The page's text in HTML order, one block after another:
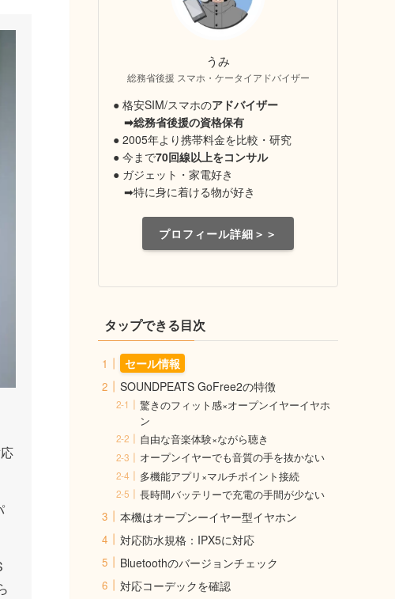
うみ
総務省後援 スマホ・ケータイアドバイザー
● 格安SIM/スマホのアドバイザー
➡総務省後援の資格保有
● 2005年より携帯料金を比較・研究
● 今まで70回線以上をコンサル
● ガジェット・家電好き
➡特に身に着ける物が好き
プロフィール詳細＞＞
タップできる目次
セール情報
SOUNDPEATS GoFree2の特徴
驚きのフィット感×オープンイヤーイヤホ
ン
自由な音楽体験×ながら聴き
オープンイヤーでも音質の手を抜かない
多機能アプリ×マルチポイント接続
長時間バッテリーで充電の手間が少ない
本機はオープンーイヤー型イヤホン
対応防水規格：IPX5に対応
Bluetoothのバージョンチェック
対応コーデックを確認